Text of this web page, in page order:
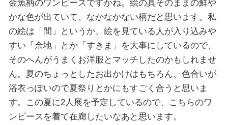
金魚柄のワンピースですかね。絵の具そのままの鮮や
かな色が出ていて、なかなかない柄だと思います。私
の絵は「間」というか、絵を見ている人が入り込みや
すい「余地」とか「すきま」を大事にしているので、
そのへんがうまくお洋服とマッチしたのかもしれませ
ん。夏のちょっとしたお出かけはもちろん、色合いが
浴衣っぽいので夏祭りとかにもすごく合うと思いま
す。この夏に2人展を予定しているので、こちらのワ
ンピースを着て在廊したいなあと思います。